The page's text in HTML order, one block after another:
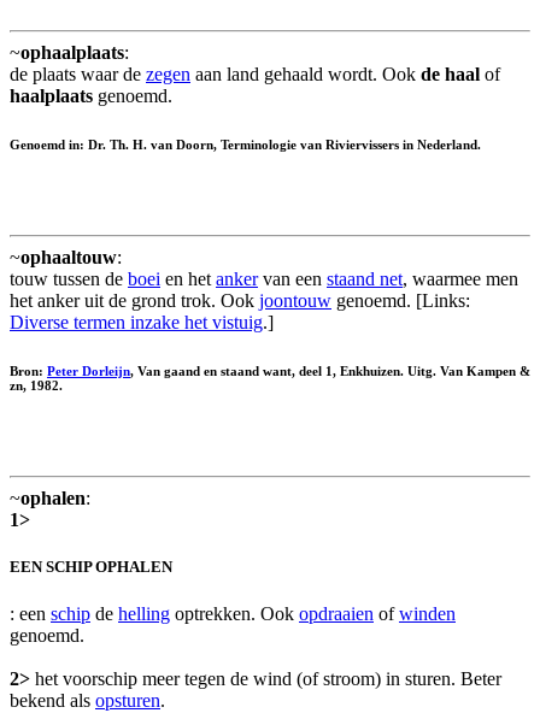
~ophaalplaats:
de plaats waar de zegen aan land gehaald wordt. Ook de haal of
haalplaats genoemd.
Genoemd in: Dr. Th. H. van Doorn, Terminologie van Riviervissers in Nederland.
~ophaaltouw:
touw tussen de boei en het ankervan een staand net, waarmee men
het anker uit de grond trok. Ook joontouw genoemd. [Links:
Diverse termen inzake het vistuig.]
Bron: Peter Dorleijn, Van gaand en staand want, deel 1, Enkhuizen. Uitg. Van Kampen &
zn, 1982.
~ophalen:
1>
EEN SCHIP OPHALEN
: een schip de helling optrekken. Ook opdraaien ofwinden
genoemd.
2> het voorschip meer tegen de wind (of stroom) in sturen. Beter
bekend als opsturen.